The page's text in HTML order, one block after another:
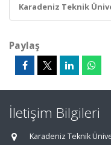
Karadeniz Teknik
Paylaş
İletişim Bilgileri
Karadeniz Teknik